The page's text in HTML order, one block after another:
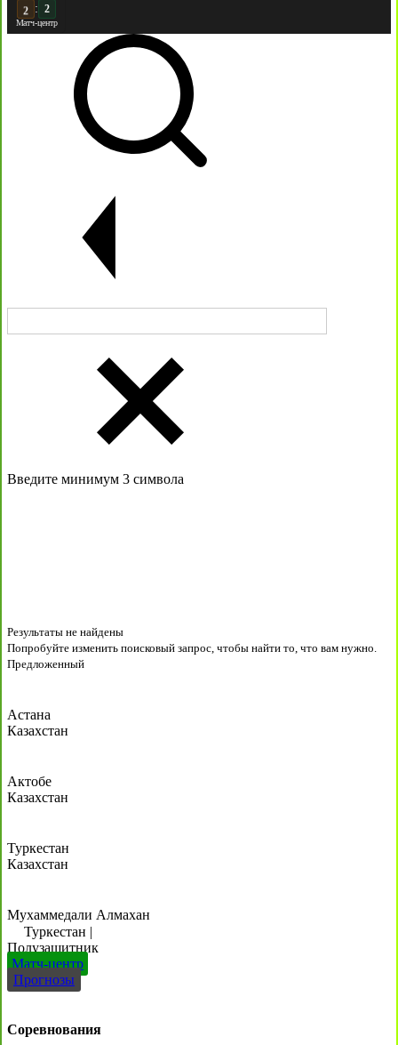
3 :
Матч-центр
Введите минимум 3 символа
Результаты не найдены
Попробуйте изменить поисковый запрос, чтобы найти то, что вам нужно.
Предложенный
Астана
Казахстан
Актобе
Казахстан
Туркестан
Казахстан
Мухаммедали Алмахан
Туркестан |
Полузащитник
Матч-центр
Прогнозы
Соревнования